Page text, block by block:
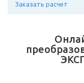
Заказать расчет